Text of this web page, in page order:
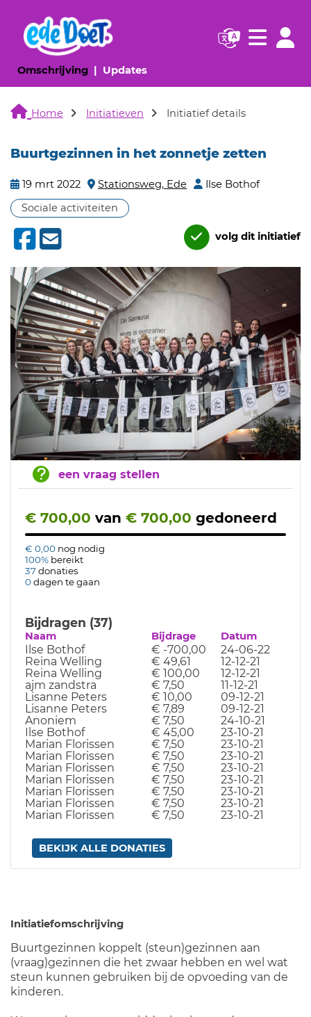
Omschrijving(huidige pagina)
Updates(huidige pagina)
Navigatie
Home Initiatieven Initiatief details
Buurtgezinnen in het zonnetje zetten
19 mrt 2022 Stationsweg, Ede
Ilse Bothof
Sociale activiteiten
volg dit initiatief
een vraag stellen
€ 700,00 van € 700,00 gedoneerd
€ 0,00 nog nodig
100% bereikt
37donaties
0dagen te gaan
Bijdragen (37)
Naam Bijdrage Datum
Ilse Bothof € -700,00
24-06-22
Reina Welling
€ 49,61
12-12-21
Reina Welling
€ 100,00
12-12-21
ajm zandstra
€ 7,50
11-12-21
Lisanne Peters
€ 10,00
09-12-21
Lisanne Peters
€ 7,89
09-12-21
Anoniem
€ 7,50
24-10-21
Ilse Bothof
€ 45,00
23-10-21
Marian Florissen
€ 7,50
23-10-21
Marian Florissen
€ 7,50
23-10-21
Marian Florissen
€ 7,50
23-10-21
Marian Florissen
€ 7,50
23-10-21
Marian Florissen
€ 7,50
23-10-21
Marian Florissen
€ 7,50
23-10-21
Marian Florissen
€ 7,50 23-10-21
BEKIJK ALLE DONATIES
Initiatiefomschrijving
Buurtgezinnen koppelt (steun)gezinnen aan
(vraag)gezinnen die het zwaar hebben en wel wat
steun kunnen gebruiken bij de opvoeding van de
kinderen.